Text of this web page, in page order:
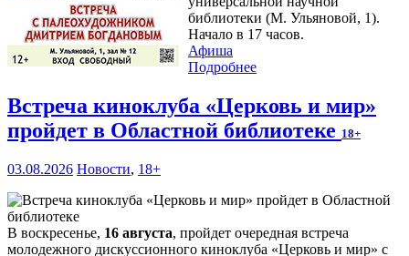
библиотеки (М. Ульяновой, 1).
Начало в 17 часов.
Афиша
Подробнее
Встреча киноклуба «Церковь и мир»
пройдет в Областной библиотеке 18+
03.08.2026 Новости, 18+
В воскресенье, 16 августа, пройдет очередная встреча
молодежного дискуссионного киноклуба «Церковь и мир» с